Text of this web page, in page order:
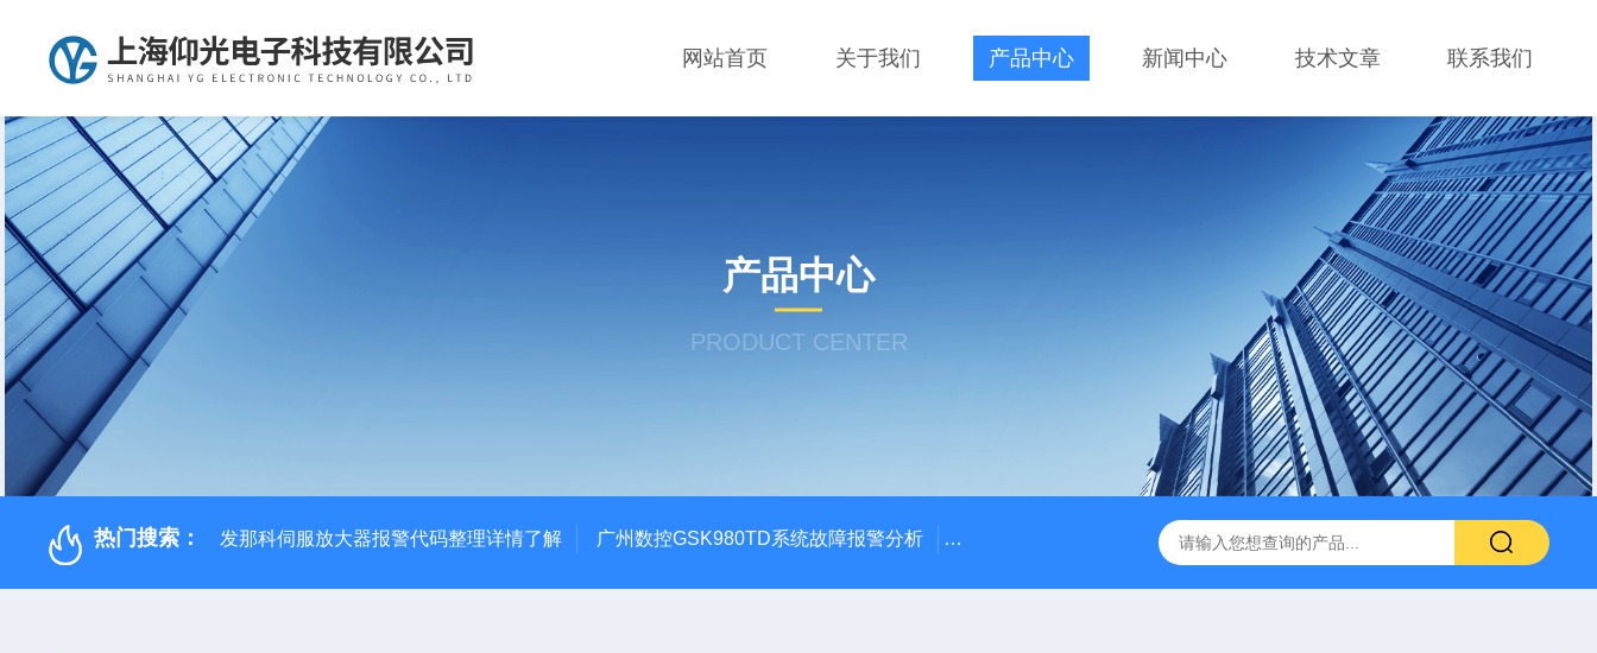
网站首页 关于我们 产品中心 新闻中心 技术文章 联系我们
产品中心
PRODUCT CENTER
热门搜索： 发那科伺服放大器报警代码整理详情了解 广州数控GSK980TD系统故障报警分析 全系列ABB变频器ACS88*代码F0010报警维修 FANUC数控系统常见故